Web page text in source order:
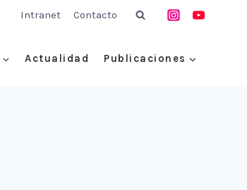
Intranet Contacto
Actualidad Publicaciones